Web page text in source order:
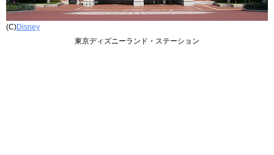
(C)Disney
東京ディズニーランド・ステーション